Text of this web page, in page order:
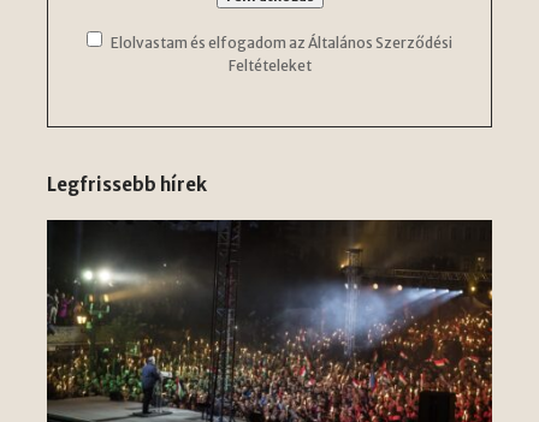
Elolvastam és elfogadom az Általános Szerződési
Feltételeket
Legfrissebb hírek